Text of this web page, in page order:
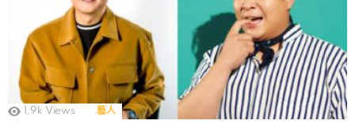
1.9k Views 藝人